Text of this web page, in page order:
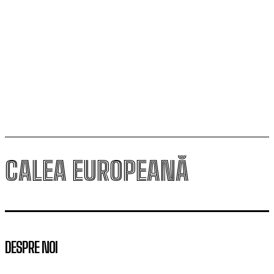
CALEA EUROPEANĂ
DESPRE NOI